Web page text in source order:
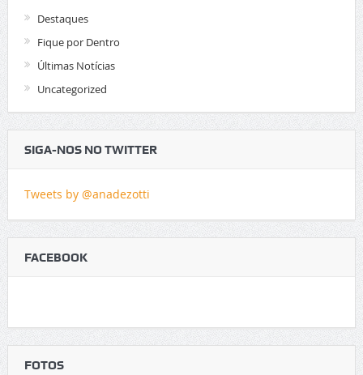
Destaques
Fique por Dentro
Últimas Notícias
Uncategorized
SIGA-NOS NO TWITTER
Tweets by @anadezotti
FACEBOOK
FOTOS